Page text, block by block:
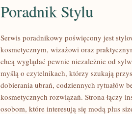
Poradnik Stylu
Serwis poradnikowy poświęcony jest
kosmetycznym, wizażowi oraz
chcą wyglądać pewnie niezależnie od
myślą o czytelnikach, którzy szukają
dobierania ubrań, codziennych rytuałów
kosmetycznych rozwiązań. Strona łączy
osobom, które interesują się modą plus